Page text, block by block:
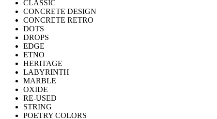
CLASSIC
CONCRETE DESIGN
CONCRETE RETRO
DOTS
DROPS
EDGE
ETNO
HERITAGE
LABYRINTH
MARBLE
OXIDE
RE-USED
STRING
POETRY COLORS